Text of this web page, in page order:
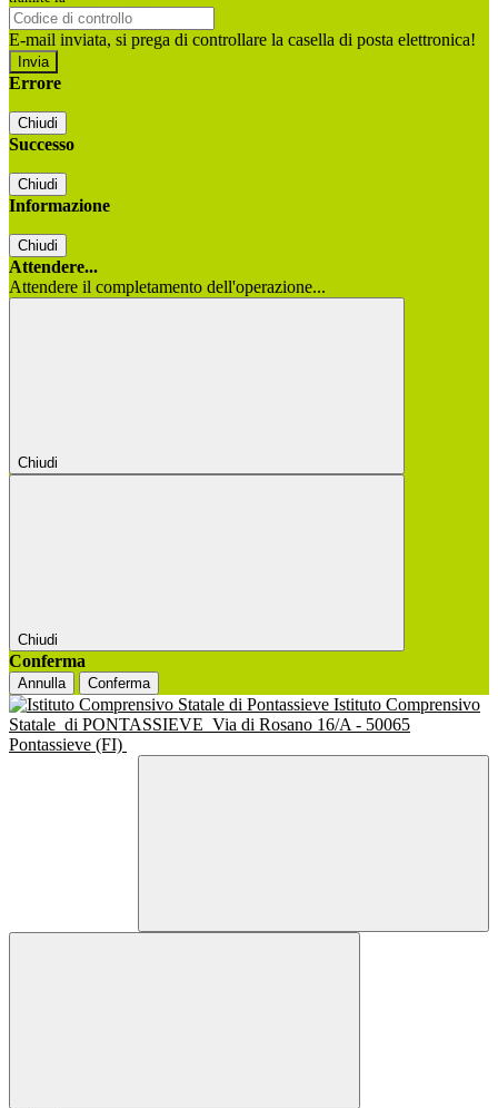
E-mail inviata, si prega di controllare la casella di posta elettronica!
Errore
Chiudi
Successo
Chiudi
Informazione
Chiudi
Attendere...
Attendere il completamento dell'operazione...
Chiudi
Chiudi
Conferma
Annulla Conferma
Istituto Comprensivo
Statale di PONTASSIEVE Via di Rosano 16/A - 50065
Pontassieve (FI)